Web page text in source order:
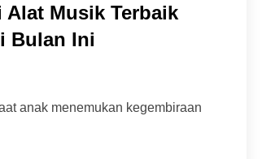
Alat Musik Terbaik
Bulan Ini
anak menemukan kegembiraan